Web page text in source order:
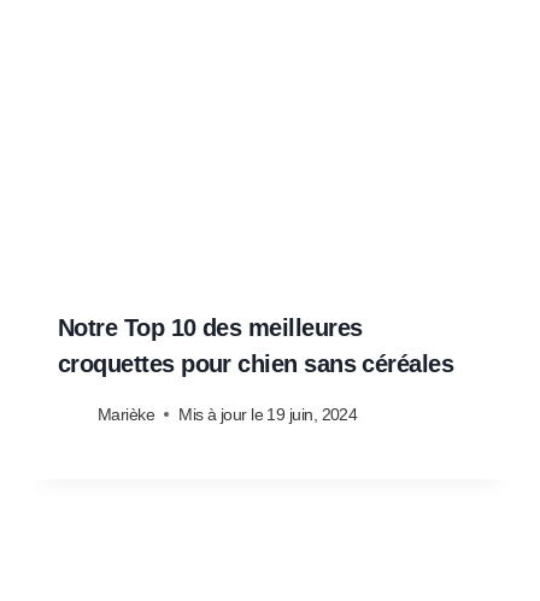
Notre Top 10 des meilleures
croquettes pour chien sans céréales
Marièke Mis à jour le 19 juin, 2024